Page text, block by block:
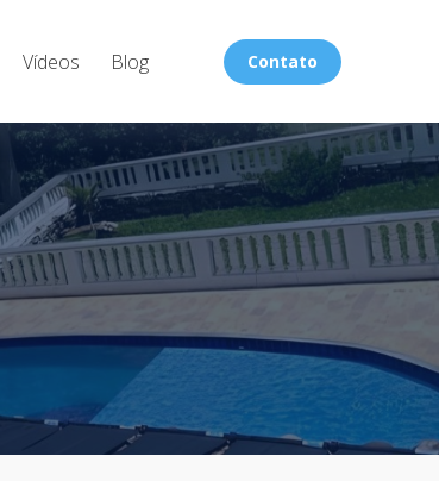
Vídeos Blog Contato